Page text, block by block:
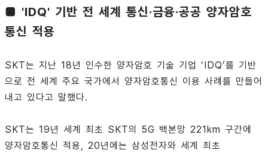
■ 'IDQ' 기반 전 세계 통신·금융·공공 양자암호
통신 적용
SKT는 지난 18년 인수한 양자암호 기술 기업 ‘IDQ’를 기반
으로 전 세계 주요 국가에서 양자암호통신 이용 사례를 만들어
내고 있다고 말했다.
SKT는 19년 세계 최초 SKT의 5G 백본망 221km 구간에
양자암호통신 적용, 20년에는 삼성전자와 세계 최초